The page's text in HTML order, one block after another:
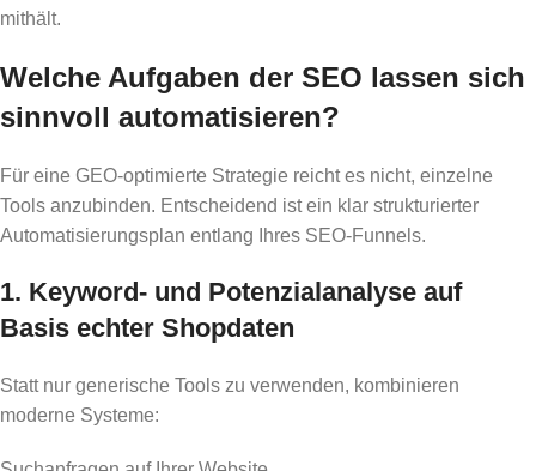
mithält.
Welche Aufgaben der SEO lassen sich
sinnvoll automatisieren?
Für eine GEO-optimierte Strategie reicht es nicht, einzelne
Tools anzubinden. Entscheidend ist ein klar strukturierter
Automatisierungsplan entlang Ihres SEO-Funnels.
1. Keyword- und Potenzialanalyse auf
Basis echter Shopdaten
Statt nur generische Tools zu verwenden, kombinieren
moderne Systeme: